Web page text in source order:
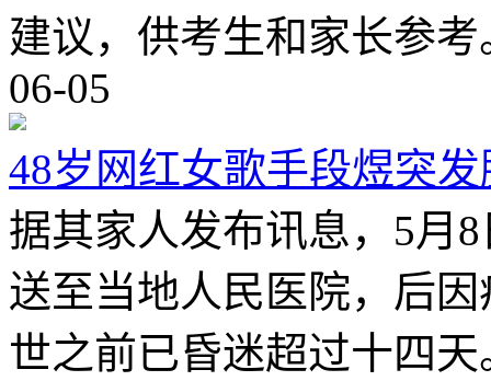
建议，供考生和家长参
06-05
48岁网红女歌手段煜突
据其家人发布讯息，5月
送至当地人民医院，后
世之前已昏迷超过十四